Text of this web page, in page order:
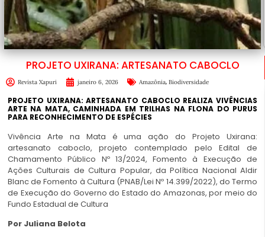
PROJETO UXIRANA: ARTESANATO CABOCLO
Revista Xapuri janeiro 6, 2026 Amazônia, Biodiversidade
PROJETO UXIRANA: ARTESANATO CABOCLO REALIZA VIVÊNCIAS
ARTE NA MATA, CAMINHADA EM TRILHAS NA FLONA DO PURUS
PARA RECONHECIMENTO DE ESPÉCIES
Vivência Arte na Mata é uma ação do Projeto Uxirana:
artesanato caboclo, projeto contemplado pelo Edital de
Chamamento Público Nº 13/2024, Fomento à Execução de
Ações Culturais de Cultura Popular, da Política Nacional Aldir
Blanc de Fomento à Cultura (PNAB/Lei Nº 14.399/2022), do Termo
de Execução do Governo do Estado do Amazonas, por meio do
Fundo Estadual de Cultura
Por Juliana Belota